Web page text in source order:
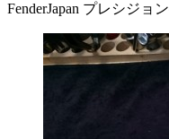
FenderJapan プレシジョ